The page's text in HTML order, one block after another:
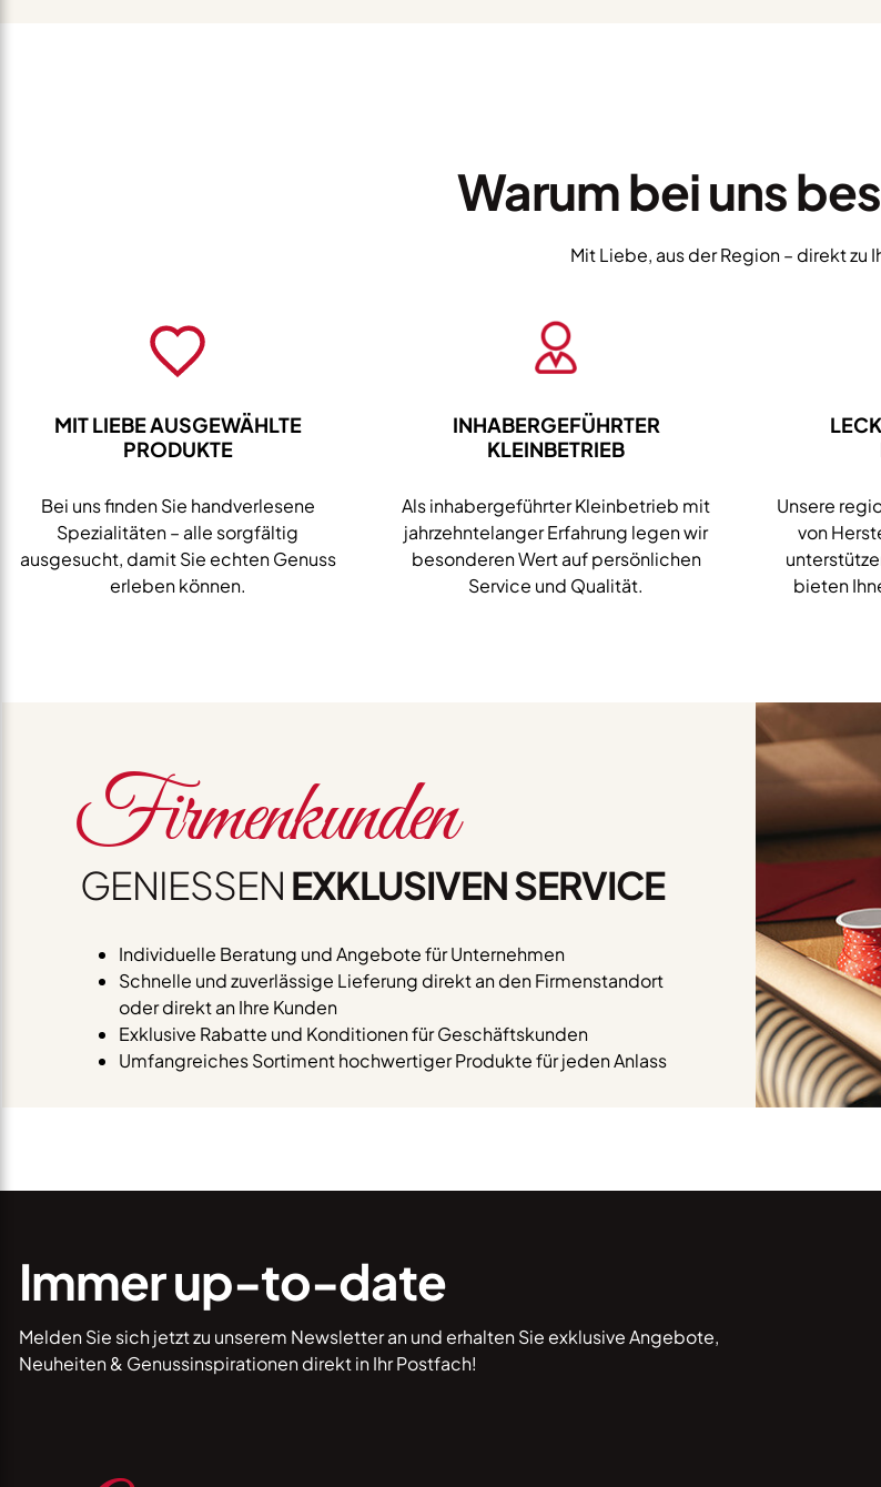
Warum bei uns
Mit Liebe, aus der Region – direkt zu
MIT LIEBE AUSGEWÄHLTE
PRODUKTE
Bei uns finden Sie handverlesene
Spezialitäten – alle sorgfältig
ausgesucht, damit Sie echten Genuss
erleben können.
INHABERGEFÜHRTER
KLEINBETRIEB
Als inhabergeführter Kleinbetrieb mit
jahrzehntelanger Erfahrung legen wir
besonderen Wert auf persönlichen
Service und Qualität.
Unsere
von
bieten
Firmenkunden
GENIESSEN EXKLUSIVEN SERVICE
Individuelle Beratung und Angebote für Unternehmen
Schnelle und zuverlässige Lieferung direkt an den Firmenstandort
oder direkt an Ihre Kunden
Exklusive Rabatte und Konditionen für Geschäftskunden
Umfangreiches Sortiment hochwertiger Produkte für jeden Anlass
Immer up-to-date
Melden Sie sich jetzt zu unserem Newsletter an und erhalten Sie exklusive Angebote,
Neuheiten & Genussinspirationen direkt in Ihr Postfach!